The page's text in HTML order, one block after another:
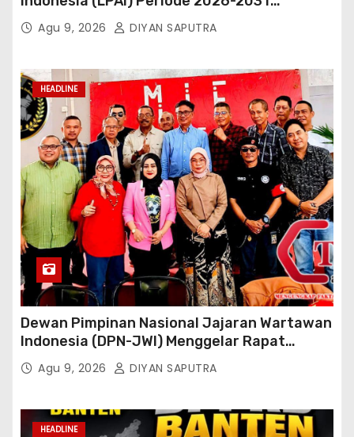
Terbentuk, Wakil Kordinator Nasional Tim
Reaksi Cepat Perlindungan Perempuan Anak
Mengapresiasi Dan Beri Selamat
Agu 9, 2026 DIYAN SAPUTRA
HEADLINE
Dewan Pimpinan Nasional Jajaran Wartawan
Indonesia (DPN-JWI) Menggelar Rapat
Konsolidasi Dan Restrukturisasi Di Jakarta
Agu 9, 2026 DIYAN SAPUTRA
HEADLINE